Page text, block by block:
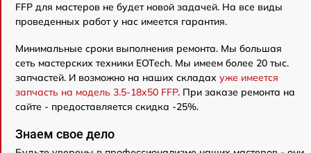
FFP для мастеров не будет новой задачей. На все виды
проведенных работ у нас имеется гарантия.
Минимальные сроки выполнения ремонта. Мы большая
сеть мастерских техники EOTech. Мы имеем более 20 тыс.
запчастей. И возможно на наших складах уже имеется
запчасть на модель 3.5-18x50 FFP. При заказе ремонта на
сайте - предоставляется скидка -25%.
Знаем свое дело